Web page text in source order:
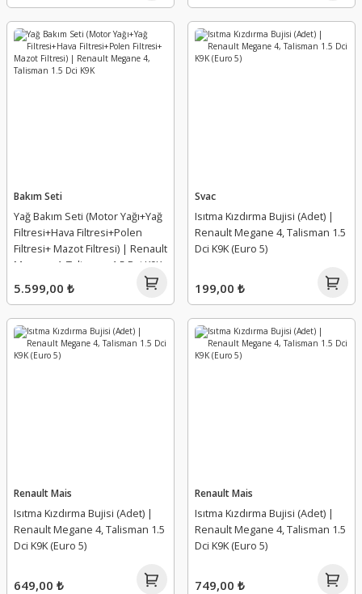
Bakım Seti
Yağ Bakım Seti (Motor Yağı+Yağ
Filtresi+Hava Filtresi+Polen
Filtresi+ Mazot Filtresi) | Renault
Megane 4, Talisman 1.5 Dci K9K
5.599,00 ₺
Svac
Isıtma Kızdırma Bujisi (Adet) |
Renault Megane 4, Talisman 1.5
Dci K9K (Euro 5)
199,00 ₺
Renault Mais
Isıtma Kızdırma Bujisi (Adet) |
Renault Megane 4, Talisman 1.5
Dci K9K (Euro 5)
649,00 ₺
Renault Mais
Isıtma Kızdırma Bujisi (Adet) |
Renault Megane 4, Talisman 1.5
Dci K9K (Euro 5)
749,00 ₺
Su Deposu Bağlantı Ayağı
Su Fıskiye Deposu
Tampon Bakaliti
Tampon Bandı
Tampon Braket Takımı
Tampon Darbe Emici
Tampon Izgarası
Tampon Spoyleri
Subab İtici
Subap Kadehi
Triger Seti
Turbo Borusu Segmanı
Viraj Ön Demir Uç Takozu
Vuruntu Sensörü
Yağ Kapağı
Yağ Karteri
Yakıt Şamandıra ve Pompası